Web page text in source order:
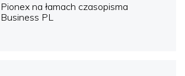
Pionex na łamach czasopisma
Business PL